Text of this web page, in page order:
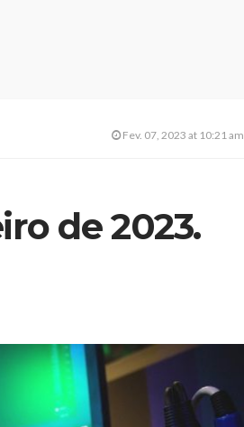
Fev. 07, 2023 at 10:21 am
de 2023.